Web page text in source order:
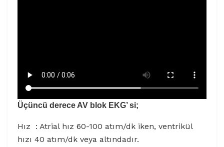
Üçüncü derece AV blok EKG’ si;
Hız : Atrial hız 60-100 atım/dk iken, ventrikül
hızı 40 atım/dk veya altındadır.